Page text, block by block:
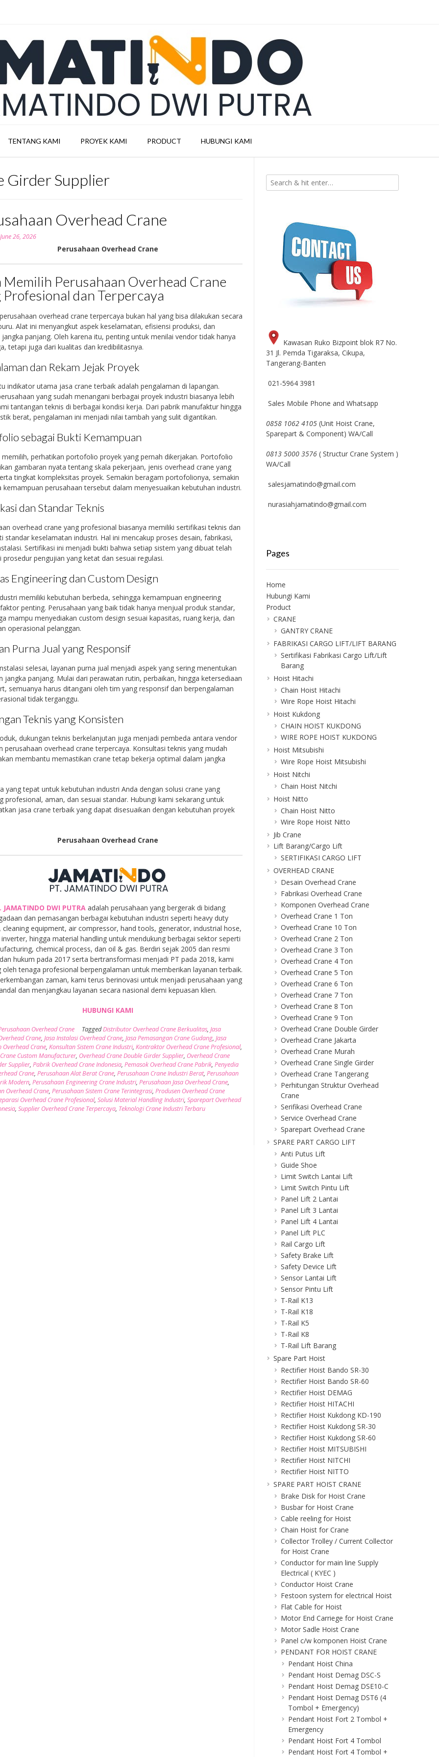
TENTANG KAMI PROYEK KAMI PRODUCT HUBUNGI KAMI
Girder Supplier
Overhead Crane
June 26, 2026
Perusahaan Overhead Crane
Memilih Perusahaan Overhead Crane
Profesional dan Terpercaya
overhead crane terpercaya bukan hal yang bisa dilakukan secara
Alat ini menyangkut aspek keselamatan, efisiensi produksi, dan
jangka panjang. Oleh karena itu, penting untuk menilai vendor tidak hanya
tetapi juga dari kualitas dan kredibilitasnya.
dan Rekam Jejak Proyek
indikator utama jasa crane terbaik adalah pengalaman di lapangan.
yang sudah menangani berbagai proyek industri biasanya lebih
tantangan teknis di berbagai kondisi kerja. Dari pabrik manufaktur hingga
berat, pengalaman ini menjadi nilai tambah yang sulit digantikan.
sebagai Bukti Kemampuan
memilih, perhatikan portofolio proyek yang pernah dikerjakan. Portofolio
gambaran nyata tentang skala pekerjaan, jenis overhead crane yang
tingkat kompleksitas proyek. Semakin beragam portofolionya, semakin
kemampuan perusahaan tersebut dalam menyesuaikan kebutuhan industri.
dan Standar Teknis
overhead crane yang profesional biasanya memiliki sertifikasi teknis dan
standar keselamatan industri. Hal ini mencakup proses desain, fabrikasi,
Sertifikasi ini menjadi bukti bahwa setiap sistem yang dibuat telah
prosedur pengujian yang ketat dan sesuai regulasi.
Engineering dan Custom Design
memiliki kebutuhan berbeda, sehingga kemampuan engineering
penting. Perusahaan yang baik tidak hanya menjual produk standar,
mampu menyediakan custom design sesuai kapasitas, ruang kerja, dan
operasional pelanggan.
Purna Jual yang Responsif
selesai, layanan purna jual menjadi aspek yang sering menentukan
jangka panjang. Mulai dari perawatan rutin, perbaikan, hingga ketersediaan
semuanya harus ditangani oleh tim yang responsif dan berpengalaman
tidak terganggu.
Teknis yang Konsisten
dukungan teknis berkelanjutan juga menjadi pembeda antara vendor
perusahaan overhead crane terpercaya. Konsultasi teknis yang mudah
membantu memastikan crane tetap bekerja optimal dalam jangka
yang tepat untuk kebutuhan industri Anda dengan solusi crane yang
profesional, aman, dan sesuai standar. Hubungi kami sekarang untuk
jasa crane terbaik yang dapat disesuaikan dengan kebutuhan proyek
Perusahaan Overhead Crane
JAMATINDO DWI PUTRAadalah perusahaan yang bergerak di bidang
dan pemasangan berbagai kebutuhan industri seperti heavy duty
cleaning equipment, air compressor, hand tools, generator, industrial hose,
hingga material handling untuk mendukung berbagai sektor seperti
chemical process, dan oil & gas. Berdiri sejak 2005 dan resmi
hukum pada 2017 serta bertransformasi menjadi PT pada 2018, kami
oleh tenaga profesional berpengalaman untuk memberikan layanan terbaik.
zaman, kami terus berinovasi untuk menjadi perusahaan yang
dan menjangkau layanan secara nasional demi kepuasan klien.
HUBUNGI KAMI
Overhead Crane TaggedDistributor Overhead Crane Berkualitas,Jasa
Crane,Jasa Instalasi Overhead Crane,Jasa Pemasangan Crane Gudang,Jasa
Overhead Crane,Konsultan Sistem Crane Industri,Kontraktor Overhead Crane Profesional,
Custom Manufacturer, Overhead Crane Double Girder Supplier, Overhead Crane
Supplier,Pabrik Overhead Crane Indonesia,Pemasok Overhead Crane Pabrik,Penyedia
Crane,Perusahaan Alat Berat Crane,Perusahaan Crane Industri Berat,Perusahaan
Modern,Perusahaan Engineering Crane Industri,Perusahaan Jasa Overhead Crane,
Overhead Crane,Perusahaan Sistem Crane Terintegrasi,Produsen Overhead Crane
Overhead Crane Profesional,Solusi Material Handling Industri,Sparepart Overhead
,Supplier Overhead Crane Terpercaya, Teknologi Crane Industri Terbaru
Kawasan Ruko Bizpoint blok R7 No.
31 Jl. Pemda Tigaraksa, Cikupa,
Tangerang-Banten
021-5964 3981
Sales Mobile Phone and Whatsapp
0858 1062 4105(Unit Hoist Crane,
Sparepart & Component) WA/Call
0813 5000 3576( Structur Crane System )
WA/Call
salesjamatindo@gmail.com
nurasiahjamatindo@gmail.com
Pages
Home
Hubungi Kami
Product
CRANE
GANTRY CRANE
FABRIKASI CARGO LIFT/LIFT BARANG
Sertifikasi Fabrikasi Cargo Lift/Lift
Barang
Hoist Hitachi
Chain Hoist Hitachi
Wire Rope Hoist Hitachi
Hoist Kukdong
CHAIN HOIST KUKDONG
WIRE ROPE HOIST KUKDONG
Hoist Mitsubishi
Wire Rope Hoist Mitsubishi
Hoist Nitchi
Chain Hoist Nitchi
Hoist Nitto
Chain Hoist Nitto
Wire Rope Hoist Nitto
Jib Crane
Lift Barang/Cargo Lift
SERTIFIKASI CARGO LIFT
OVERHEAD CRANE
Desain Overhead Crane
Fabrikasi Overhead Crane
Komponen Overhead Crane
Overhead Crane 1 Ton
Overhead Crane 10 Ton
Overhead Crane 2 Ton
Overhead Crane 3 Ton
Overhead Crane 4 Ton
Overhead Crane 5 Ton
Overhead Crane 6 Ton
Overhead Crane 7 Ton
Overhead Crane 8 Ton
Overhead Crane 9 Ton
Overhead Crane Double Girder
Overhead Crane Jakarta
Overhead Crane Murah
Overhead Crane Single Girder
Overhead Crane Tangerang
Perhitungan Struktur Overhead
Crane
Serifikasi Overhead Crane
Service Overhead Crane
Sparepart Overhead Crane
SPARE PART CARGO LIFT
Anti Putus Lift
Guide Shoe
Limit Switch Lantai Lift
Limit Switch Pintu Lift
Panel Lift 2 Lantai
Panel Lift 3 Lantai
Panel Lift 4 Lantai
Panel Lift PLC
Rail Cargo Lift
Safety Brake Lift
Safety Device Lift
Sensor Lantai Lift
Sensor Pintu Lift
T-Rail K13
T-Rail K18
T-Rail K5
T-Rail K8
T-Rail Lift Barang
Spare Part Hoist
Rectifier Hoist Bando SR-30
Rectifier Hoist Bando SR-60
Rectifier Hoist DEMAG
Rectifier Hoist HITACHI
Rectifier Hoist Kukdong KD-190
Rectifier Hoist Kukdong SR-30
Rectifier Hoist Kukdong SR-60
Rectifier Hoist MITSUBISHI
Rectifier Hoist NITCHI
Rectifier Hoist NITTO
SPARE PART HOIST CRANE
Brake Disk for Hoist Crane
Busbar for Hoist Crane
Cable reeling for Hoist
Chain Hoist for Crane
Collector Trolley / Current Collector
for Hoist Crane
Conductor for main line Supply
Electrical ( KYEC )
Conductor Hoist Crane
Festoon system for electrical Hoist
Flat Cable for Hoist
Motor End Carriege for Hoist Crane
Motor Sadle Hoist Crane
Panel c/w komponen Hoist Crane
PENDANT FOR HOIST CRANE
Pendant Hoist China
Pendant Hoist Demag DSC-S
Pendant Hoist Demag DSE10-C
Pendant Hoist Demag DST6 (4
Tombol + Emergency)
Pendant Hoist Fort 2 Tombol +
Emergency
Pendant Hoist Fort 4 Tombol
Pendant Hoist Fort 4 Tombol +